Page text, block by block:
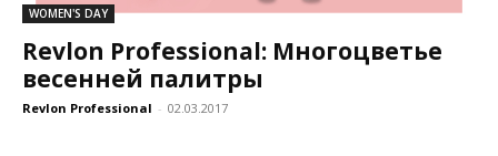
WOMEN'S DAY
Revlon Professional: Многоцветье
весенней палитры
Revlon Professional - 02.03.2017